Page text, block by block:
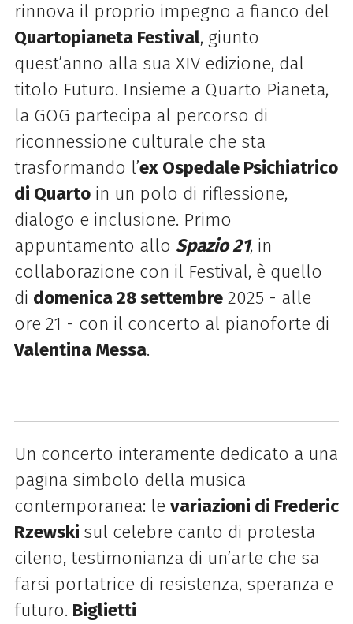
rinnova il proprio impegno a fianco del
Quartopianeta Festival, giunto
quest’anno alla sua XIV edizione, dal
titolo Futuro. Insieme a Quarto Pianeta,
la GOG partecipa al percorso di
riconnessione culturale che sta
trasformando l’ex Ospedale Psichiatrico
di Quartoin un polo di riflessione,
dialogo e inclusione. Primo
appuntamento allo Spazio 21, in
collaborazione con il Festival, è quello
di domenica 28 settembre2025 - alle
ore 21 - con il concerto al pianoforte di
Valentina Messa.
Un concerto interamente dedicato a una
pagina simbolo della musica
contemporanea: le variazioni di Frederic
Rzewski sul celebre canto di protesta
cileno, testimonianza di un’arte che sa
farsi portatrice di resistenza, speranza e
futuro. Biglietti